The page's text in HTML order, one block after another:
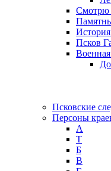
Смотрю
Псков
Псковские
Персоны
А
T
Б
В